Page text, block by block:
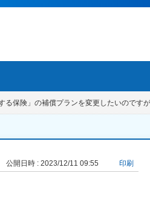
る保険」の補償プランを変更したいのです
公開日時 : 2023/12/11 09:55 印刷